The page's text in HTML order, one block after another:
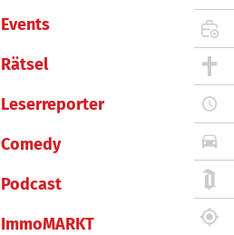
Events
Rätsel
Leserreporter
Comedy
Podcast
ImmoMARKT